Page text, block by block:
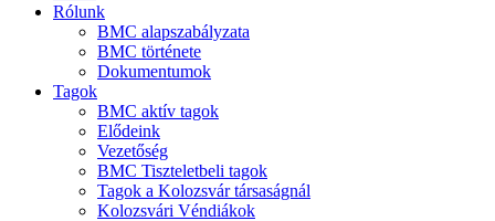
Rólunk
BMC alapszabályzata
BMC története
Dokumentumok
Tagok
BMC aktív tagok
Elődeink
Vezetőség
BMC Tiszteletbeli tagok
Tagok a Kolozsvár társaságnál
Kolozsvári Véndiákok